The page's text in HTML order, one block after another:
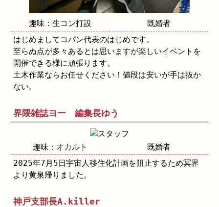
趣味：生コン打設
既婚者
はじめましてコパン代表のはじめです。
至らぬ点が多々あるとは思いますが楽しいイベントを
開催できる様に頑張ります。
土木作業ならお任せください！値段は安いが手は抜か
ない。
界隈雑誌ヨー 編集長ゆう
趣味：オカルト
既婚者
2025年7月5日宇宙人移住化計画を阻止するため冥界
より黄泉帰りました。
神戸支部長A.killer